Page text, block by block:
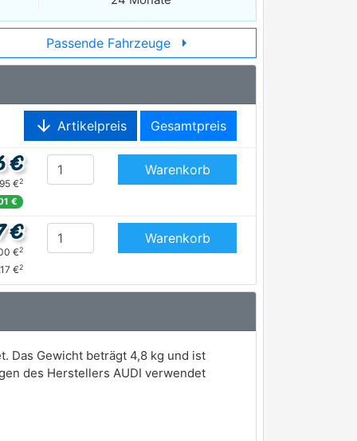
Passende Fahrzeuge arrow_right
arrow_downward Artikelpreis Gesamtpreis
€
€2
€
Warenkorb
€
€2
€2
Warenkorb
Das Gewicht beträgt 4,8 kg und ist
des Herstellers AUDI verwendet